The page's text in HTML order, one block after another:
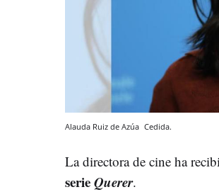
Alauda Ruiz de Azúa Cedida.
La directora de cine ha
serieQuerer.